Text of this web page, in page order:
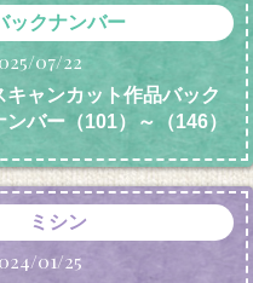
ックナンバー
07/22
キャンカット作品バック
ンバー（101）～（146）
ミシン
01/25